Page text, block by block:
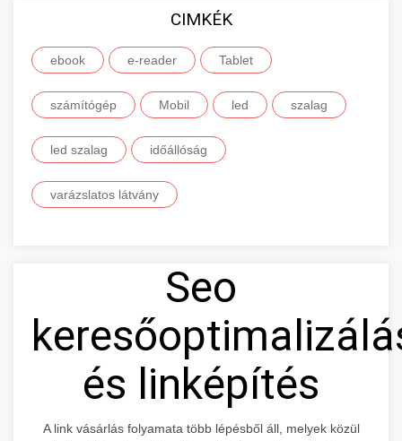
CIMKÉK
ebook e-reader Tablet
számítógép Mobil led szalag
led szalag időállóság
varázslatos látvány
Seo
és linképítés
A link vásárlás folyamata több lépésből áll, melyek közül